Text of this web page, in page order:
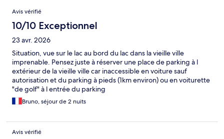
Avis
Avis vérifié
10/10 Exceptionnel
23 avr. 2026
Situation, vue sur le lac au bord du lac dans la vieille ville
imprenable. Pensez juste à réserver une place de parking à l
extérieur de la vieille ville car inaccessible en voiture sauf
autorisation et du parking à pieds (1km environ) ou en voiturette
"de golf" à l entrée du parking
Bruno, séjour de 2 nuits
Avis vérifié